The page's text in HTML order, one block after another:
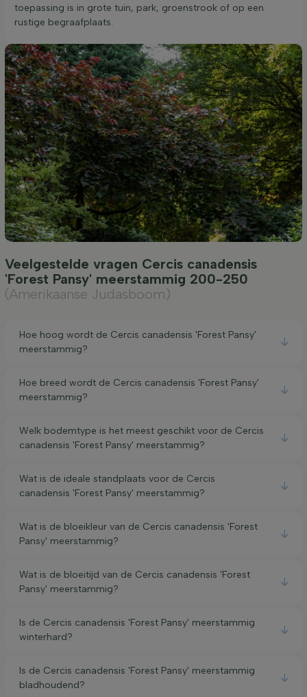
toepassing is in grote tuin, park, groenstrook of op een
rustige begraafplaats.
Veelgestelde vragen Cercis canadensis
'Forest Pansy' meerstammig 200-250
(Amerikaanse Judasboom)
Hoe hoog wordt de Cercis canadensis 'Forest Pansy'
meerstammig?
Hoe breed wordt de Cercis canadensis 'Forest Pansy'
meerstammig?
Welk bodemtype is het meest geschikt voor de Cercis
canadensis 'Forest Pansy' meerstammig?
Wat is de ideale standplaats voor de Cercis
canadensis 'Forest Pansy' meerstammig?
Wat is de bloeikleur van de Cercis canadensis 'Forest
Pansy' meerstammig?
Wat is de bloeitijd van de Cercis canadensis 'Forest
Pansy' meerstammig?
Is de Cercis canadensis 'Forest Pansy' meerstammig
winterhard?
Is de Cercis canadensis 'Forest Pansy' meerstammig
bladhoudend?